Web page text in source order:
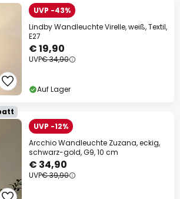
UVP -43%
Lindby Wandleuchte Virelle, weiß, Textil,
E27
€ 19,90
UVP€ 34,90
Auf Lager
UVP -12%
Arcchio Wandleuchte Zuzana, eckig,
schwarz-gold, G9, 10 cm
€ 34,90
UVP€ 39,90